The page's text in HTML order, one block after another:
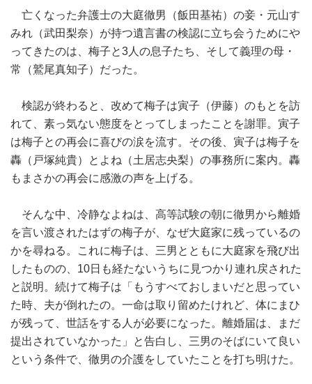
亡くなった弁護士の大庭徹男（飯田基祐）の妾・元山す
みれ（武田梨奈）が持つ遺言書の検認に立ち会うためにや
ってきたのは、梅子と3人の息子たち、そして義理の母・
常（鷲尾真知子）だった。
検認が終わると、改めて梅子は寅子（伊藤）のもとを訪
れて、素っ気ない態度をとってしまったことを謝罪。寅子
は梅子との再会に喜びの涙を流す。その後、寅子は梅子を
轟（戸塚純貴）とよね（土居志央梨）の事務所に案内。轟
もまさかの再会に感激の声を上げる。
そんな中、冷静なよねは、高等試験の朝に徹男から離婚
を言い渡されたはずの梅子が、なぜ大庭家に残っているの
かを尋ねる。これに梅子は、三男とともに大庭家を飛び出
したものの、10日も経たないうちに見つかり連れ戻された
と説明。続けて梅子は「もうすべておしまいだと思ってい
た時、夫が倒れたの。一命は取り留めたけれど、体にまひ
が残って、世話をする人が必要になった。離婚届は、まだ
提出されていなかった」と告白し、三男のそばにいて良い
という条件で、徹男の介護をしていたことを打ち明けた。